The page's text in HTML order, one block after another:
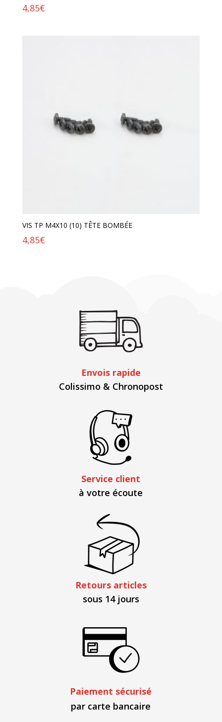
4,85€
VIS TP M4X10 (10) TÊTE BOMBÉE
4,85€
Envois rapide
Colissimo & Chronopost
Service client
à votre écoute
Retours articles
sous 14 jours
Paiement sécurisé
par carte bancaire